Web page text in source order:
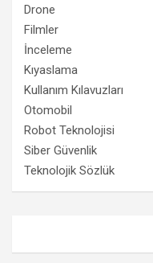
Drone
Filmler
İnceleme
Kıyaslama
Kullanım Kılavuzları
Otomobil
Robot Teknolojisi
Siber Güvenlik
Teknolojik Sözlük